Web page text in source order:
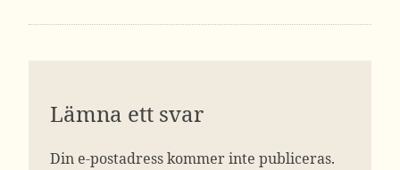
Lämna ett svar
Din e-postadress kommer inte publiceras.